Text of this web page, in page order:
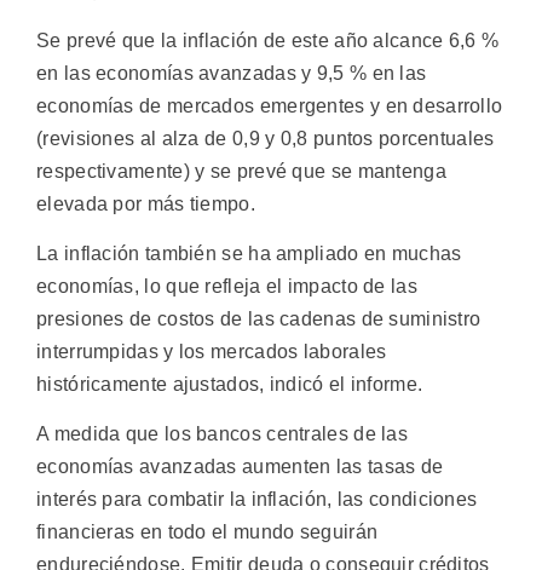
Se prevé que la inflación de este año alcance 6,6 %
en las economías avanzadas y 9,5 % en las
economías de mercados emergentes y en desarrollo
(revisiones al alza de 0,9 y 0,8 puntos porcentuales
respectivamente) y se prevé que se mantenga
elevada por más tiempo.
La inflación también se ha ampliado en muchas
economías, lo que refleja el impacto de las
presiones de costos de las cadenas de suministro
interrumpidas y los mercados laborales
históricamente ajustados, indicó el informe.
A medida que los bancos centrales de las
economías avanzadas aumenten las tasas de
interés para combatir la inflación, las condiciones
financieras en todo el mundo seguirán
endureciéndose. Emitir deuda o conseguir créditos